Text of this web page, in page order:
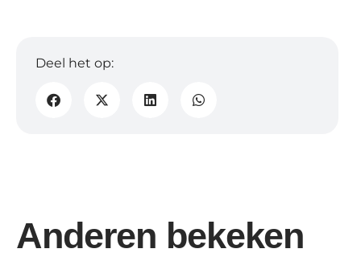
Anderen bekeken